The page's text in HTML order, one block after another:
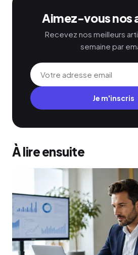
Aimez-vous nos
Recevez nos meilleurs
semaine par
Je m'inscris
À lire ensuite